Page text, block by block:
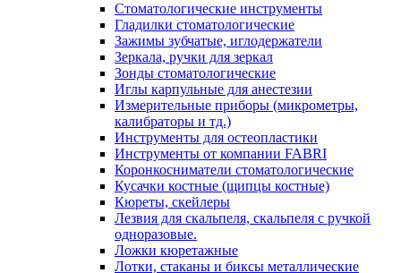
Стоматологические инструменты
Гладилки стоматологические
Зажимы зубчатые, иглодержатели
Зеркала, ручки для зеркал
Зонды стоматологические
Иглы карпульные для анестезии
Измерительные приборы (микрометры,
калибраторы и тд.)
Инструменты для остеопластики
Инструменты от компании FABRI
Коронкосниматели стоматологические
Кусачки костные (щипцы костные)
Кюреты, скейлеры
Лезвия для скальпеля, скальпеля с ручкой
одноразовые.
Ложки кюретажные
Лотки, стаканы и биксы металлические